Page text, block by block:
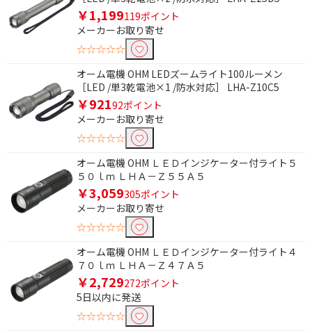
￥1,199119ポイント
メーカーお取り寄せ
☆☆☆☆☆
オーム電機 OHM LEDズームライト100ルーメン
［LED /単3乾電池×1 /防水対応］ LHA-Z10C5
￥92192ポイント
メーカーお取り寄せ
☆☆☆☆☆
オーム電機 OHM ＬＥＤインジケーター付ライト５
５０ｌｍ ＬＨＡ－Ｚ５５Ａ５
￥3,059305ポイント
メーカーお取り寄せ
☆☆☆☆☆
オーム電機 OHM ＬＥＤインジケーター付ライト４
７０ｌｍ ＬＨＡ－Ｚ４７Ａ５
￥2,729272ポイント
5日以内に発送
☆☆☆☆☆